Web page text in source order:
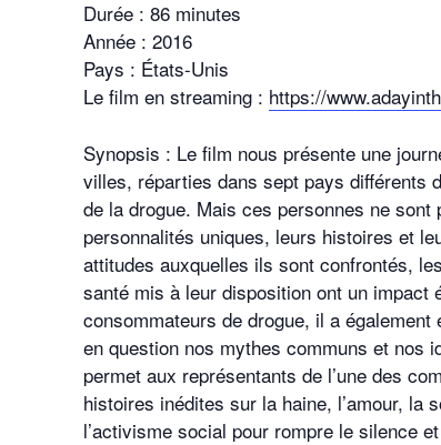
Durée : 86 minutes
Année : 2016
Pays : États-Unis
Le film en streaming : https://
Synopsis : Le film nous présente une
villes, réparties dans sept pays différents
de la drogue. Mais ces personnes ne
personnalités uniques, leurs histoires et
attitudes auxquelles ils sont confrontés,
santé mis à leur disposition ont un impact
consommateurs de drogue, il a
en question nos mythes communs et nos
permet aux représentants de l’une des
histoires inédites sur la haine, l’amour, la
l’activisme social pour rompre le silence